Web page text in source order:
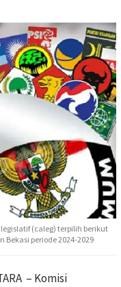
(caleg) terpilih berikut
Bekasi periode 2024-2029
– Komisi